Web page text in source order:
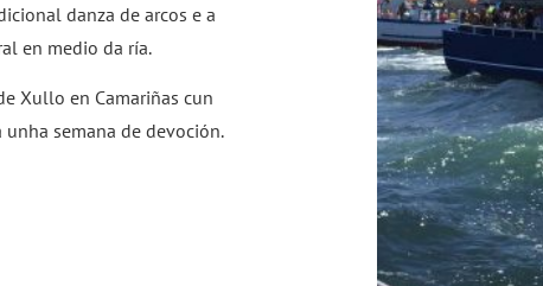
danza de arcos e a
en medio da ría.
Xullo en Camariñas cun
semana de devoción.